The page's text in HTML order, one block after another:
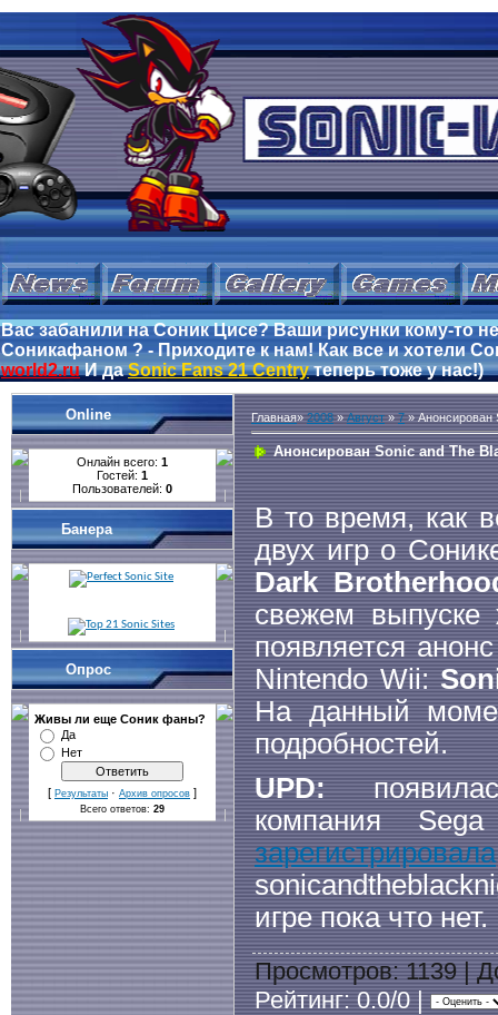
Вас забанили на Соник Цисе? Ваши рисунки кому-то
Соникафаном ? - Приходите к нам! Как все и хотели
world2.ruИ даSonic Fans 21 Centryтеперь тоже у нас!)
Online
Онлайн всего: 1
Гостей: 1
Пользователей: 0
Банера
Опрос
Живы ли еще Cоник фаны?
Да
Нет
[ Результаты · Архив опросов ]
Всего ответов: 29
Главная»2008 » Август » 7» Анонсирован
Анонсирован Sonic and The
В то время, как
двух игр о
Dark
свежем выпуске
появляется
Nintendo Wii:
На данный
подробностей.
UPD:
компания
зарегистрировала
игре пока что нет.
Просмотров: 1139 |
Рейтинг: 0.0/0 |